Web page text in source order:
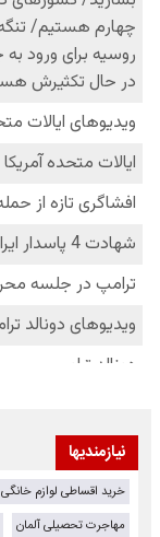
نیازمندیها
خرید اقساطی لوازم خانگی
مهاجرت تحصیلی آلمان